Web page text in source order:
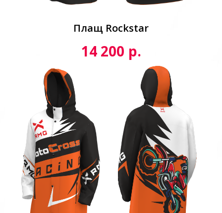
Плащ Rockstar
14 200 р.